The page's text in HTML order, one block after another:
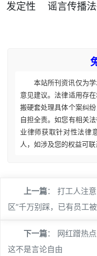
发定性
谣言传播
本站所刊资讯仅为
意见建议。法律适用存
搬硬套处理具体个案纠
自担全责。如您有相关
业律师获取针对性法律
人，如涉及您的权益可联
上一篇： 打工人注
区”千万别踩，已有员工
下一篇： 网红蹭热
这不是言论自由